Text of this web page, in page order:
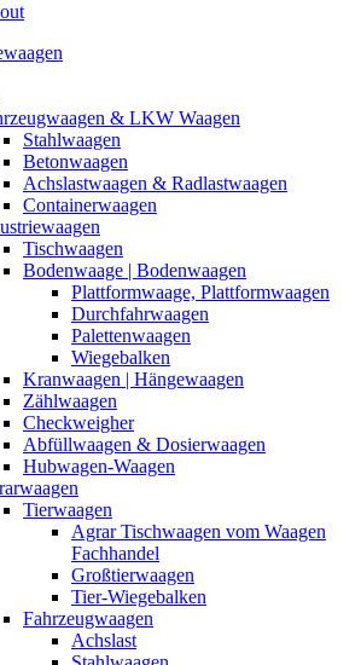
& LKW Waagen
Stahlwaagen
Betonwaagen
Achslastwaagen & Radlastwaagen
Containerwaagen
Tischwaagen
Bodenwaage | Bodenwaagen
Plattformwaage, Plattformwaagen
Durchfahrwaagen
Palettenwaagen
Wiegebalken
Kranwaagen | Hängewaagen
Zählwaagen
Checkweigher
Abfüllwaagen & Dosierwaagen
Hubwagen-Waagen
Tierwaagen
Agrar Tischwaagen vom Waagen
Fachhandel
Großtierwaagen
Tier-Wiegebalken
Fahrzeugwaagen
Achslast